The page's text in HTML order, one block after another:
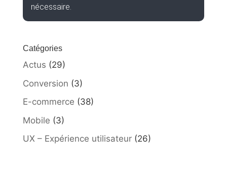
nécessaire.
Catégories
Actus (29)
Conversion (3)
E-commerce (38)
Mobile (3)
UX – Expérience utilisateur(26)